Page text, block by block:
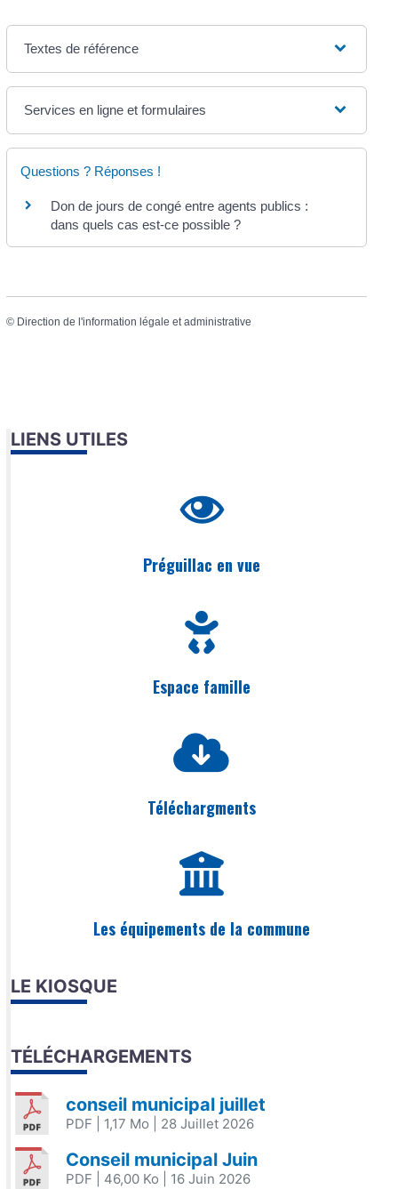
Textes de référence
Services en ligne et formulaires
Questions ? Réponses !
Don de jours de congé entre agents publics :
dans quels cas est-ce possible ?
© Direction de l'information légale et administrative
LIENS UTILES
Préguillac en vue
Espace famille
Téléchargments
Les équipements de la commune
LE KIOSQUE
TÉLÉCHARGEMENTS
conseil municipal juillet
PDF | 1,17 Mo | 28 Juillet 2026
Conseil municipal Juin
PDF | 46,00 Ko | 16 Juin 2026